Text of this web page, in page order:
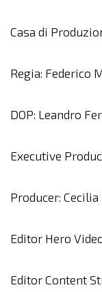
Casa di
Regia: Federico
DOP: Leandro
Executive
Producer: Cecilia
Editor Hero
Editor Content